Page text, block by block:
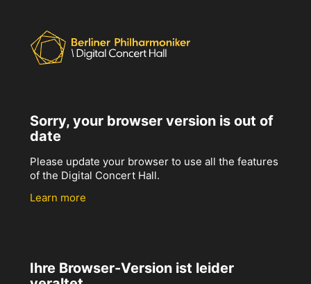
Sorry, your browser version is out of
date
Please update your browser to use all the features
of the Digital Concert Hall.
Learn more
Ihre Browser-Version ist leider